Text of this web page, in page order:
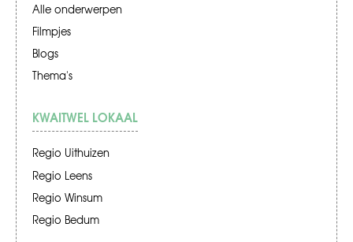
Alle onderwerpen
Filmpjes
Blogs
Thema's
KWAITWEL LOKAAL
Regio Uithuizen
Regio Leens
Regio Winsum
Regio Bedum